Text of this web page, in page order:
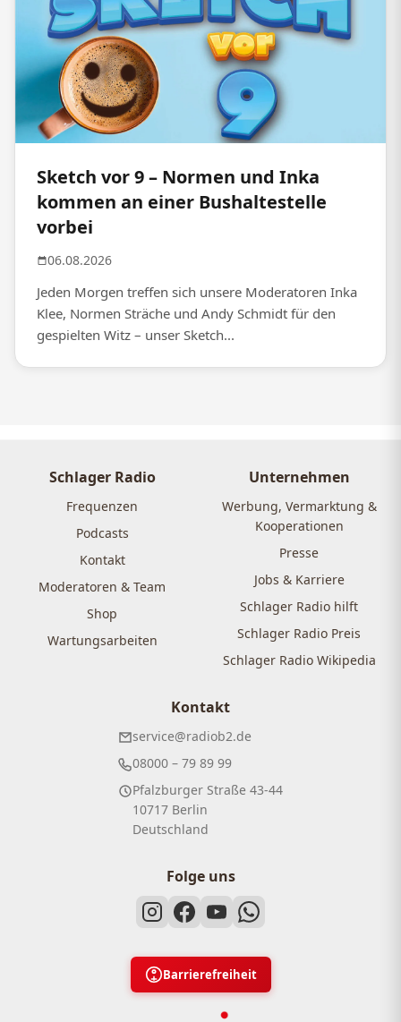
Sketch vor 9 – Normen und Inka
kommen an einer Bushaltestelle
vorbei
06.08.2026
Jeden Morgen treffen sich unsere Moderatoren Inka
Klee, Normen Sträche und Andy Schmidt für den
gespielten Witz – unser Sketch...
Schlager Radio
Frequenzen
Podcasts
Kontakt
Moderatoren & Team
Shop
Wartungsarbeiten
Unternehmen
Werbung, Vermarktung &
Kooperationen
Presse
Jobs & Karriere
Schlager Radio hilft
Schlager Radio Preis
Schlager Radio Wikipedia
Kontakt
service@radiob2.de
08000 – 79 89 99
Pfalzburger Straße 43-44
10717 Berlin
Deutschland
Folge uns
Barrierefreiheit